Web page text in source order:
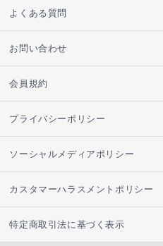
よくある質問
お問い合わせ
会員規約
プライバシーポリシー
ソーシャルメディアポリシー
カスタマーハラスメントポリシー
特定商取引法に基づく表示